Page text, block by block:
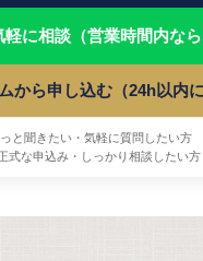
に相談（営業時間内なら
から申し込む（24h以内に
と聞きたい・気軽に質問したい方
式な申込み・しっかり相談したい方